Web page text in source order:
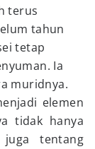
terus
tahun
tetap
Ia
muridnya.
elemen
tidak hanya
tentang